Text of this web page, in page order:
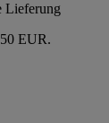
Lieferung
EUR.